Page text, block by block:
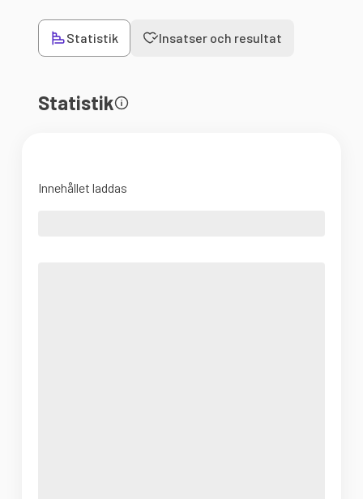
Statistik Insatser och resultat
Statistik
Innehållet laddas